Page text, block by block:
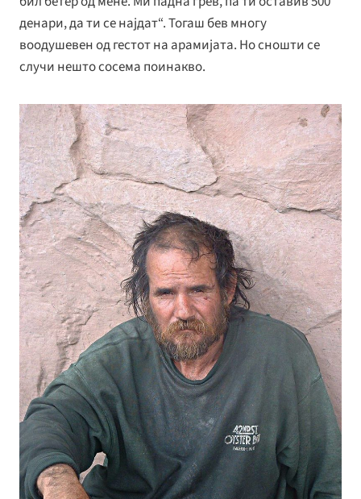
денари, да ти се најдат“. Тогаш бев многу
воодушевен од гестот на арамијата. Но сношти се
случи нешто сосема поинакво.